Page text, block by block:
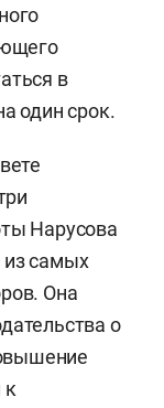
в
один срок.
Нарусова
из самых
Она
о
к